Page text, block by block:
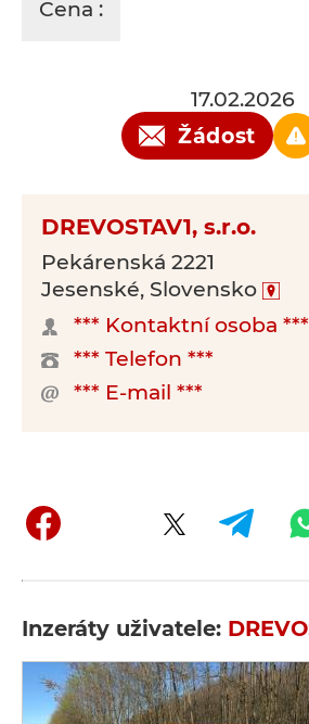
Cena :
17.02.2026
Žádost
DREVOSTAV1, s.r.o.
Pekárenská 2221
Jesenské, Slovensko
*** Kontaktní osoba ***
*** Telefon ***
*** E-mail ***
Inzeráty uživatele: